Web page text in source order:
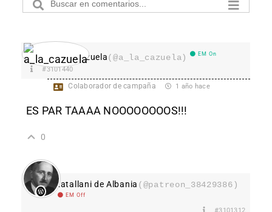
a_la_cazuela(@a_la_cazuela) EM On
#3101440
Colaborador de campaña 1 año hace
ES PAR TAAAA NOOOOOOOOS!!!
0
Katallani de Albania (@patreon_38429386)
EM Off
#3101312